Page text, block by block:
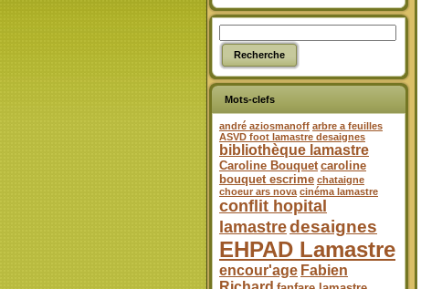
Mots-clefs
andré aziosmanoff arbre a feuilles
ASVD foot lamastre desaignes
bibliothèque lamastre
Caroline Bouquet caroline
bouquet escrime chataigne
choeur ars nova cinéma lamastre
conflit hopital
lamastredesaignes
EHPAD Lamastre
encour'age Fabien